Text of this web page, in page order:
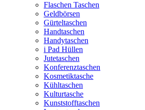
Flaschen Taschen
Geldbörsen
Gürteltaschen
Handtaschen
Handytaschen
i Pad Hüllen
Jutetaschen
Konferenztaschen
Kosmetiktasche
Kühltaschen
Kulturtasche
Kunststofftaschen